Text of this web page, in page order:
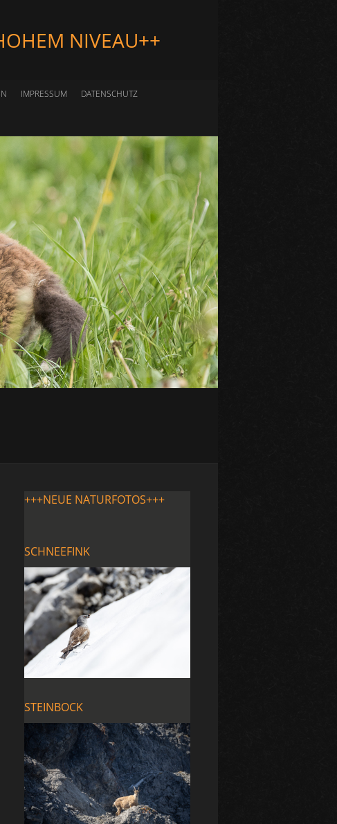
NIVEAU++
IMPRESSUM DATENSCHUTZ
+++NEUE NATURFOTOS+++
SCHNEEFINK
STEINBOCK